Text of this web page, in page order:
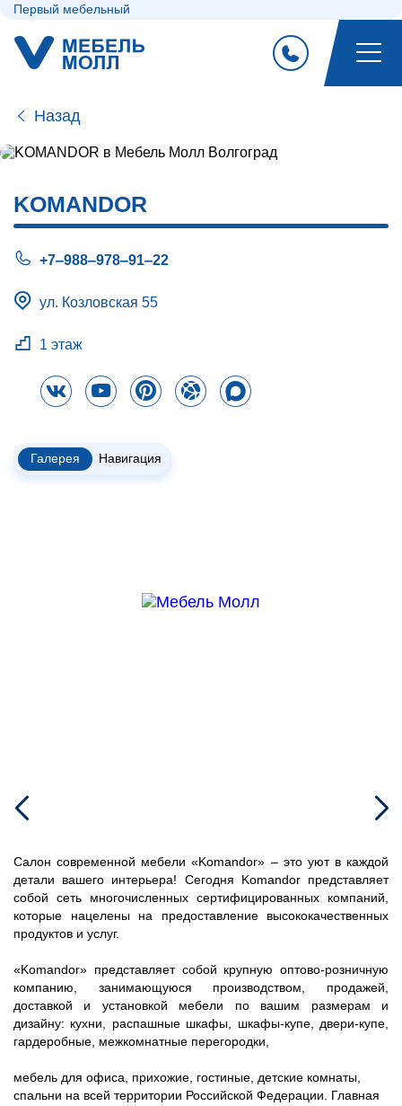
Первый мебельный
Назад
KOMANDOR
+7‒988‒978‒91‒22
ул. Козловская 55
1 этаж
Галерея Навигация
Салон современной мебели «Komandor» – это уют в каждой
детали вашего интерьера! Сегодня Komandor представляет
собой сеть многочисленных сертифицированных компаний,
которые нацелены на предоставление высококачественных
продуктов и услуг.
«Komandor» представляет собой крупную оптово-розничную
компанию, занимающуюся производством, продажей,
доставкой и установкой мебели по вашим размерам и
дизайну: кухни, распашные шкафы, шкафы-купе, двери-купе,
гардеробные, межкомнатные перегородки,
мебель для офиса, прихожие, гостиные, детские комнаты,
спальни на всей территории Российской Федерации. Главная